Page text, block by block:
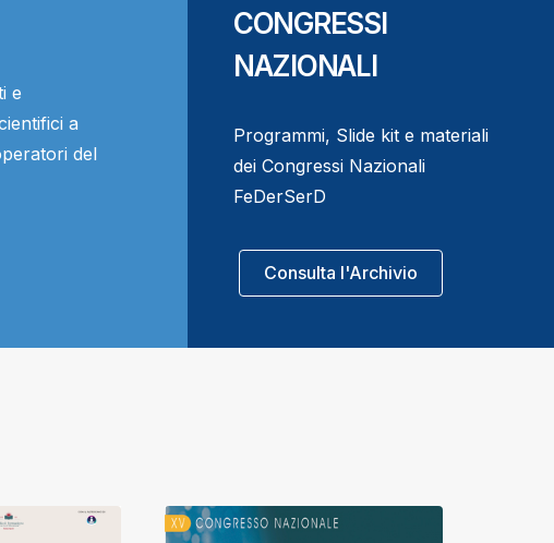
e
a
del
CONGRESSI
NAZIONALI
Programmi, Slide kit e materiali
dei Congressi Nazionali
FeDerSerD
Consulta l'Archivio